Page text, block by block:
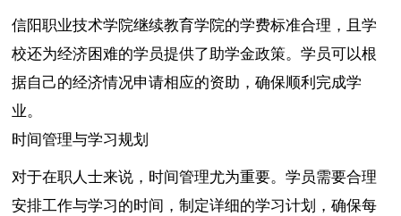
信阳职业技术学院继续教育学院的学费标准合理，且学
校还为经济困难的学员提供了助学金政策。学员可以根
据自己的经济情况申请相应的资助，确保顺利完成学
业。
时间管理与学习规划
对于在职人士来说，时间管理尤为重要。学员需要合理
安排工作与学习的时间，制定详细的学习计划，确保每